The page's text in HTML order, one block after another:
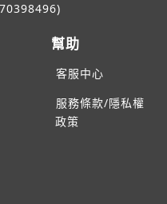
幫助
客服中心
服務條款/隱私權
政策